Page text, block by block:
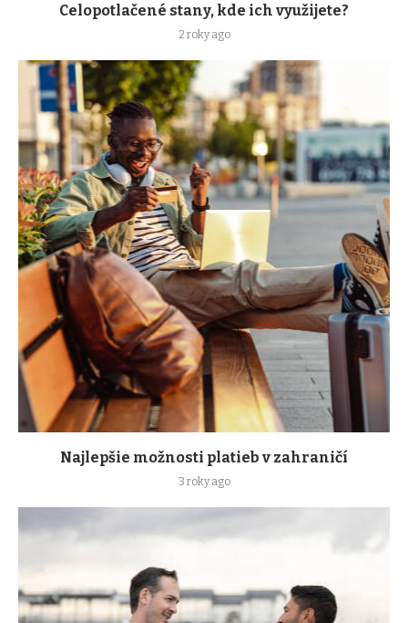
Celopotlačené stany, kde ich využijete?
2 roky ago
Najlepšie možnosti platieb v zahraničí
3 roky ago